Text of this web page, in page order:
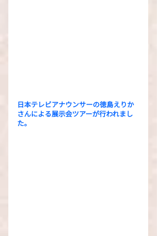
日本テレビアナウンサーの徳島えりか
さんによる展示会ツアーが行われまし
た。